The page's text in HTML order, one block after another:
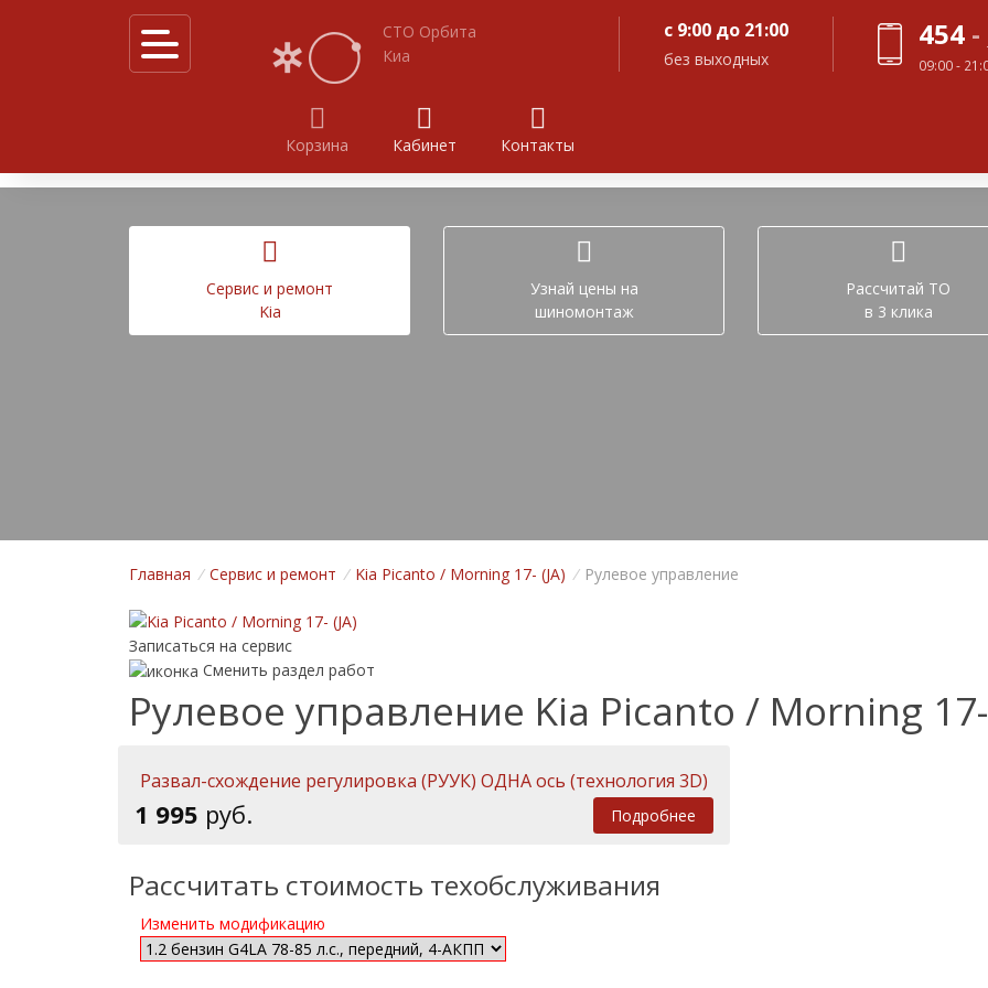
СТО Орбита
Киа
454 -
09:00 -
с 9:00 до 21:00
без выходных
Корзина Кабинет Контакты
Калькулятор услуг Акции
Cервис и ремонт
Kia
Узнай цены на
шиномонтаж
Рассчитай ТО
в 3 клика
Главная / Cервис и ремонт / Kia Picanto / Morning 17- (JA) / Рулевое управление
Записаться на сервис
Сменить раздел работ
Рулевое управление Kia Picanto / Morning 17-
Развал-схождение регулировка (РУУК) ОДНА ось (технология 3D)
1 995 руб. Подробнее
Рассчитать стоимость техобслуживания
Изменить модификацию